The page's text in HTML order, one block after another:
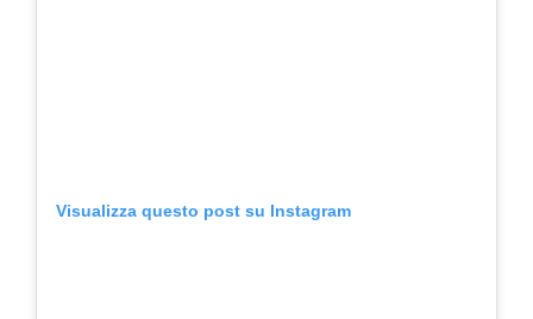
Visualizza questo post su Instagram